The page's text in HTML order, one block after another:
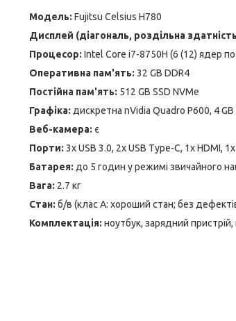
Модель: Fujitsu Celsius H780
Дисплей (діагональ, роздільна
Процесор: Intel Core i7-8750H (6 (12) ядер
Оперативна пам'ять: 32 GB DDR4
Постійна пам'ять: 512 GB SSD NVMe
Графіка: дискретна nVidia Quadro P600, 4
Веб-камера: є
Порти: 3x USB 3.0, 2x USB Type-C, 1x HDMI,
Батарея: до 5 годин у режимі звичайного
Вага: 2.7 кг
Стан: б/в (клас А: хороший стан; без
Комплектація: ноутбук, зарядний